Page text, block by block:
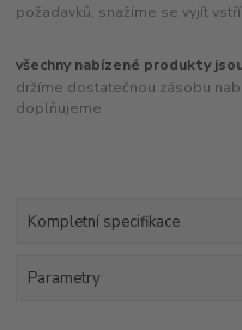
požadavků, snažíme se vyjít
všechny nabízené produkty
držíme dostatečnou zásobu
doplňujeme
Kompletní specifikace
Parametry